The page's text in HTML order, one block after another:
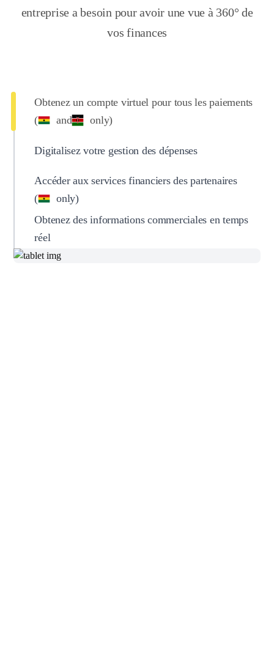
entreprise a besoin pour avoir une vue à 360° de
vos finances
Obtenez un compte virtuel pour tous les paiements
(
and only)
Digitalisez votre gestion des dépenses
Accéder aux services financiers des partenaires
(
only)
Obtenez des informations commerciales en temps
réel